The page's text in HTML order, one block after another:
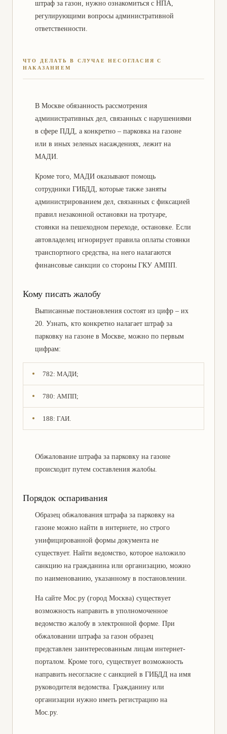
Признание гражданина
недееспособным (дела по
Ведение наследственного
дела
Адвокат по уголовным делам
Москва
лиц
медицинским спорам в
области
ДДУ
спорам в Москве
наследниками
принятия наследства
(судебное и досудебное
урегулирование)
штраф за газон, нужно ознакомиться с НПА,
регулирующими вопросы административной
ответственности.
ЧТО ДЕЛАТЬ В СЛУЧАЕ НЕСОГЛАСИЯ С
НАКАЗАНИЕМ
В Москве обязанность рассмотрения
административных дел, связанных с нарушениями
в сфере ПДД, а конкретно – парковка на газоне
или в иных зеленых насаждениях, лежит на
МАДИ.
Кроме того, МАДИ оказывают помощь
сотрудники ГИБДД, которые также заняты
администрированием дел, связанных с фиксацией
правил незаконной остановки на тротуаре,
стоянки на пешеходном переходе, остановке. Если
автовладелец игнорирует правила оплаты стоянки
транспортного средства, на него налагаются
финансовые санкции со стороны ГКУ АМПП.
Кому писать жалобу
Выписанные постановления состоят из цифр – их
20. Узнать, кто конкретно налагает штраф за
парковку на газоне в Москве, можно по первым
цифрам:
782: МАДИ;
780: АМПП;
188: ГАИ.
Обжалование штрафа за парковку на газоне
происходит путем составления жалобы.
Порядок оспаривания
Образец обжалования штрафа за парковку на
газоне можно найти в интернете, но строго
унифицированной формы документа не
существует. Найти ведомство, которое наложило
санкцию на гражданина или организацию, можно
по наименованию, указанному в постановлении.
На сайте Мос.ру (город Москва) существует
возможность направить в уполномоченное
ведомство жалобу в электронной форме. При
обжаловании штрафа за газон образец
представлен заинтересованным лицам интернет-
порталом. Кроме того, существует возможность
направить несогласие с санкцией в ГИБДД на имя
руководителя ведомства. Гражданину или
организации нужно иметь регистрацию на
Мос.ру.